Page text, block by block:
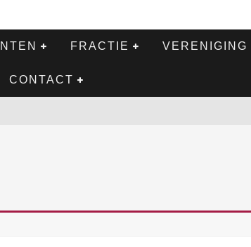
FRACTIE VERENIGING
CONTACT